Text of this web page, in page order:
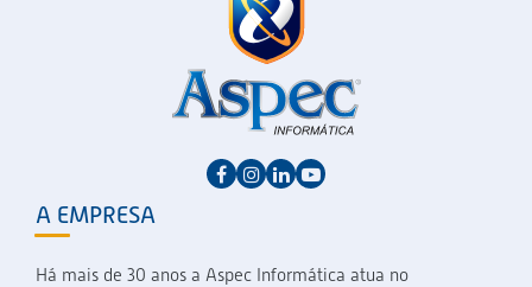
A EMPRESA
Há mais de 30 anos a Aspec Informática atua no